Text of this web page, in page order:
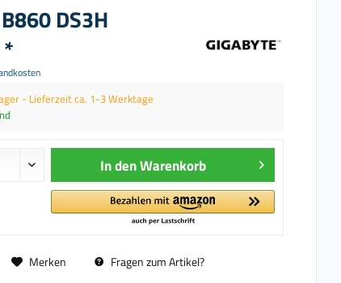
DS3H
- Lieferzeit ca. 1-3 Werktage
In denWarenkorb
Merken Fragen zum Artikel?